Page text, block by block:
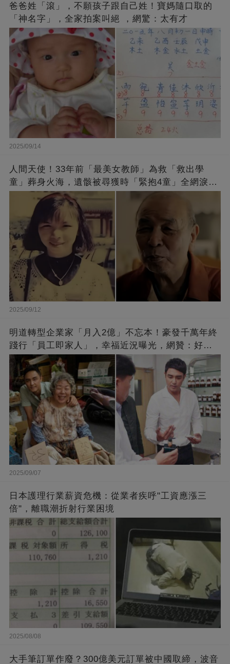
爸爸姓「滾」，不願孩子跟自己姓！寶媽隨口取的
「神名字」，全家拍案叫絕 ，網驚：太有才
2025/09/14
人間天使！33年前「最美女教師」為救「救出學
童」葬身火海，遺骸被尋獲時「緊抱4童」全網淚
崩：真正的英雄不該被遺忘
2025/09/12
明道轉型企業家「月入2億」不忘本！豪發千萬年終
踐行「員工即家人」，幸福近況曝光，網贊：好老
闆的福報
2025/09/07
日本護理行業薪資危機：從業者疾呼"工資應漲三
倍"，離職潮折射行業困境
2025/08/08
大手筆訂單作廢？300億美元訂單被中國取締，波音